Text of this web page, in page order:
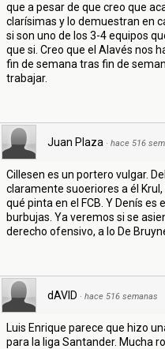
que a pesar de que creo que
clarísimas y lo demuestran en
si son uno de los 3-4 equipos
que si. Creo que el Alavés nos
fin de semana tras fin de
trabajar.
Juan Plaza · hace 516
Cillesen es un portero vulgar.
claramente suoeriores a él
qué pinta en el FCB. Y Denís
burbujas. Ya veremos si se
derecho ofensivo, a lo De
dAVID · hace 516 semanas
Luis Enrique parece que hizo
para la liga Santander. Mucha